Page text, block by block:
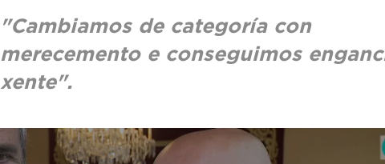
"Cambiamos de categoría con
merecemento e conseguimos
xente".